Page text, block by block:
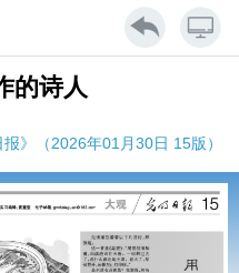
的诗人
报》（2026年01月30日 15版）